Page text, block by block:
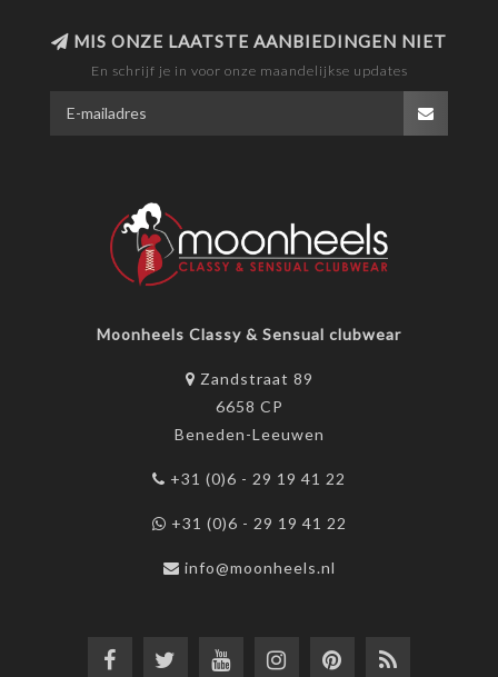
MIS ONZE LAATSTE AANBIEDINGEN NIET
En schrijf je in voor onze maandelijkse updates
Moonheels Classy & Sensual clubwear
Zandstraat 89
6658 CP
Beneden-Leeuwen
+31 (0)6 - 29 19 41 22
+31 (0)6 - 29 19 41 22
info@moonheels.nl